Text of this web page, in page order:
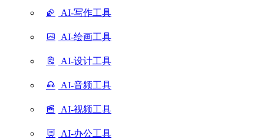
AI-写作工具
AI-绘画工具
AI-设计工具
AI-音频工具
AI-视频工具
AI-办公工具